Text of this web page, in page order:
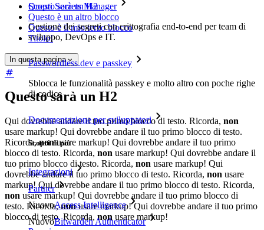
Scopri Secrets Manager
Gestione dei segreti con crittografia end-to-end per team di
sviluppo, DevOps e IT.
Passwordless.dev e passkey
Sblocca le funzionalità passkey e molto altro con poche righe
di codice
Documentazione per sviluppatori
Scopri di più
Integrazioni
Partner
NuovoAccess Intelligence
NuovoBitwarden Authenticator
Questo sarà un H2
Questo è un altro blocco
Questo è il mio terzo blocco
Titolo!
In questa pagina
Questo sarà un H2
Qui dovrebbe andare il tuo primo blocco di testo. Ricorda, non
usare markup! Qui dovrebbe andare il tuo primo blocco di testo.
Ricorda,nonusare markup! Qui dovrebbe andare il tuo primo
blocco di testo. Ricorda, non usare markup! Qui dovrebbe andare il
tuo primo blocco di testo. Ricorda, non usare markup! Qui
dovrebbe andare il tuo primo blocco di testo. Ricorda, non usare
markup! Qui dovrebbe andare il tuo primo blocco di testo. Ricorda,
non usare markup! Qui dovrebbe andare il tuo primo blocco di
testo. Ricorda,nonusare markup! Qui dovrebbe andare il tuo primo
blocco di testo. Ricorda, non usare markup!